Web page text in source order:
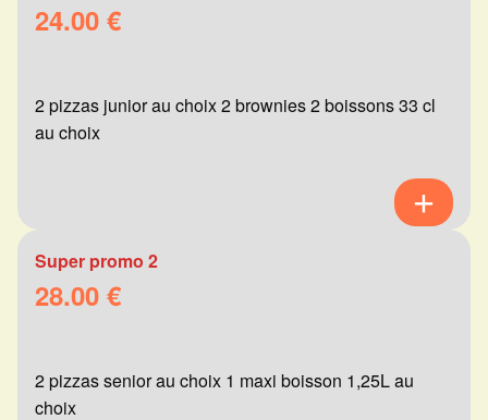
24.00 €
2 pizzas junior au choix 2 brownies 2 boissons 33 cl
au choix
Super promo 2
28.00 €
2 pizzas senior au choix 1 maxi boisson 1,25L au
choix